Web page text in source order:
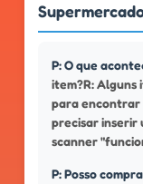
P: O que
item?R: Alguns
para encontrar
precisar inserir
scanner
P: Posso